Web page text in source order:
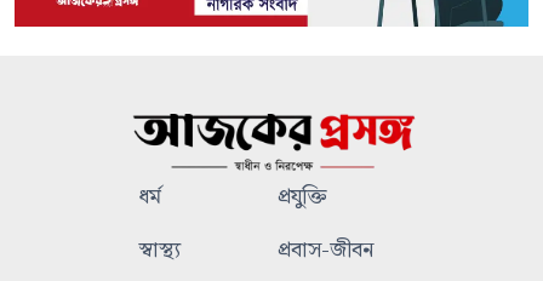
ধর্ম
প্রযুক্তি
স্বাস্থ্য
প্রবাস-জীবন